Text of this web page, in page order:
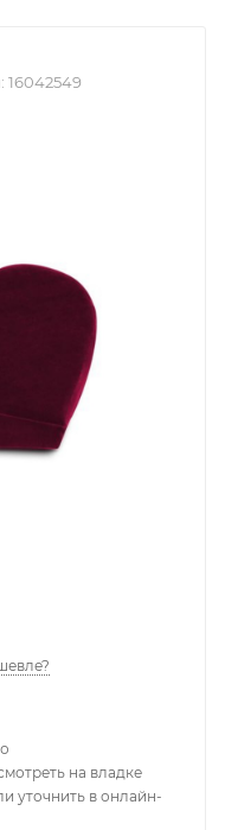
16042549
на владке
уточнить в онлайн-